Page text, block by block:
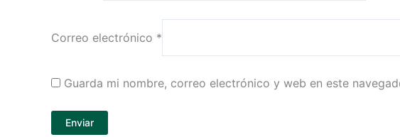
Correo electrónico *
Guarda mi nombre, correo electrónico y web en este